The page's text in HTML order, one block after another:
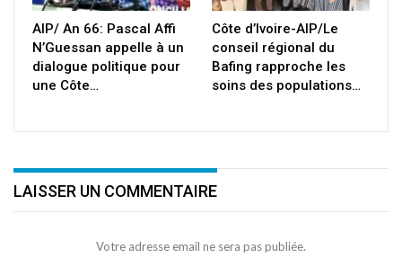
AIP/ An 66: Pascal Affi
N’Guessan appelle à un
dialogue politique pour
une Côte…
Côte d’Ivoire-AIP/Le
conseil régional du
Bafing rapproche les
soins des populations…
LAISSER UN COMMENTAIRE
Votre adresse email ne sera pas publiée.